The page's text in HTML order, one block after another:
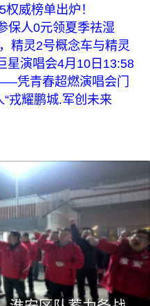
威榜单出炉！
保人0元领夏季祛湿
精灵2号概念车与精灵
星演唱会4月10日13:58
凭青春超燃演唱会门
戎耀鹏城.军创未来